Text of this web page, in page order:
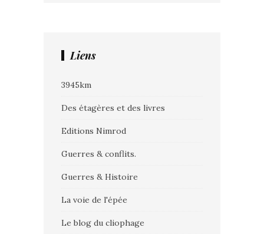
Liens
3945km
Des étagères et des livres
Editions Nimrod
Guerres & conflits.
Guerres & Histoire
La voie de l'épée
Le blog du cliophage